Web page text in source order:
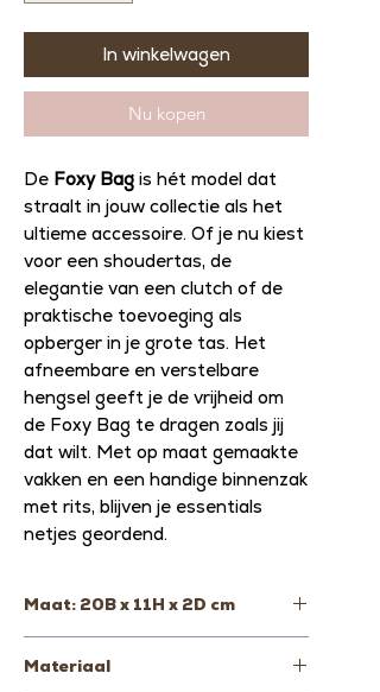
In winkelwagen
Nu kopen
De Foxy Bag is hét model dat
straalt in jouw collectie als het
ultieme accessoire. Of je nu kiest
voor een shoudertas, de
elegantie van een clutch of de
praktische toevoeging als
opberger in je grote tas. Het
afneembare en verstelbare
hengsel geeft je de vrijheid om
de Foxy Bag te dragen zoals jij
dat wilt. Met op maat gemaakte
vakken en een handige binnenzak
met rits, blijven je essentials
netjes geordend.
Maat: 20B x 11H x 2D cm
Materiaal